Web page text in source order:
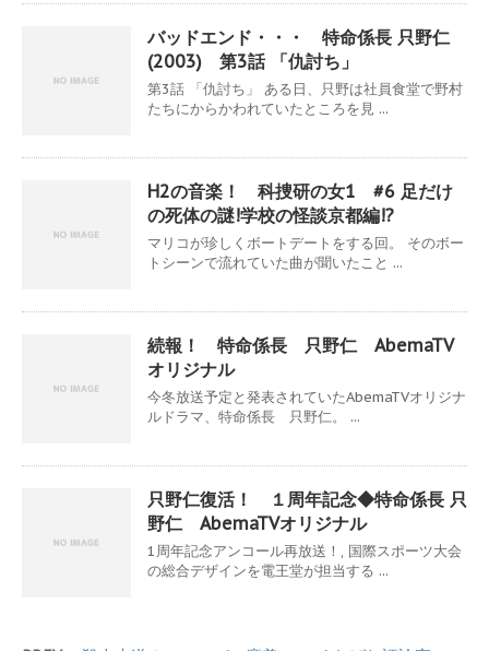
バッドエンド・・・ 特命係長 只野仁
(2003) 第3話 「仇討ち」
第3話 「仇討ち」 ある日、只野は社員食堂で野村
たちにからかわれていたところを見 ...
H2の音楽！ 科捜研の女1 #6 足だけ
の死体の謎!学校の怪談京都編!?
マリコが珍しくボートデートをする回。 そのボー
トシーンで流れていた曲が聞いたこと ...
続報！ 特命係長 只野仁 AbemaTV
オリジナル
今冬放送予定と発表されていたAbemaTVオリジナ
ルドラマ、特命係長 只野仁。 ...
只野仁復活！ １周年記念◆特命係長 只
野仁 AbemaTVオリジナル
1周年記念アンコール再放送！, 国際スポーツ大会
の総合デザインを電王堂が担当する ...